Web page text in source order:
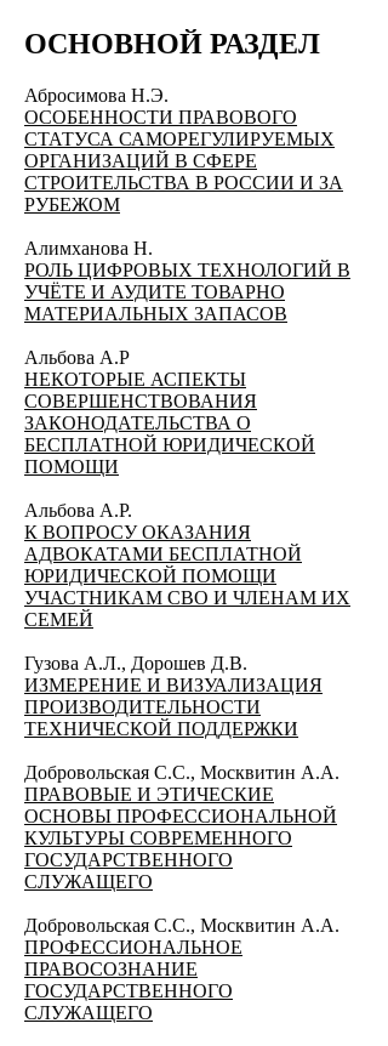
ОСНОВНОЙ РАЗДЕЛ
​Абросимова Н.Э.
ОСОБЕННОСТИ ПРАВОВОГО
СТАТУСА САМОРЕГУЛИРУЕМЫХ
ОРГАНИЗАЦИЙ В СФЕРЕ
СТРОИТЕЛЬСТВА В РОССИИ И ЗА
РУБЕЖОМ
Алимханова Н.
РОЛЬ ЦИФРОВЫХ ТЕХНОЛОГИЙ В
УЧЁТЕ И АУДИТЕ ТОВАРНО
МАТЕРИАЛЬНЫХ ЗАПАСОВ
Альбова А.Р
НЕКОТОРЫЕ АСПЕКТЫ
СОВЕРШЕНСТВОВАНИЯ
ЗАКОНОДАТЕЛЬСТВА О
БЕСПЛАТНОЙ ЮРИДИЧЕСКОЙ
ПОМОЩИ
Альбова А.Р.
К ВОПРОСУ ОКАЗАНИЯ
АДВОКАТАМИ БЕСПЛАТНОЙ
ЮРИДИЧЕСКОЙ ПОМОЩИ
УЧАСТНИКАМ СВО И ЧЛЕНАМ ИХ
СЕМЕЙ
Гузова А.Л., Дорошев Д.В.
ИЗМЕРЕНИЕ И ВИЗУАЛИЗАЦИЯ
ПРОИЗВОДИТЕЛЬНОСТИ
ТЕХНИЧЕСКОЙ ПОДДЕРЖКИ
Добровольская С.С., Москвитин А.А.
ПРАВОВЫЕ И ЭТИЧЕСКИЕ
ОСНОВЫ ПРОФЕССИОНАЛЬНОЙ
КУЛЬТУРЫ СОВРЕМЕННОГО
ГОСУДАРСТВЕННОГО
СЛУЖАЩЕГО
​Добровольская С.С., Москвитин А.А.
ПРОФЕССИОНАЛЬНОЕ
ПРАВОСОЗНАНИЕ
ГОСУДАРСТВЕННОГО
СЛУЖАЩЕГО